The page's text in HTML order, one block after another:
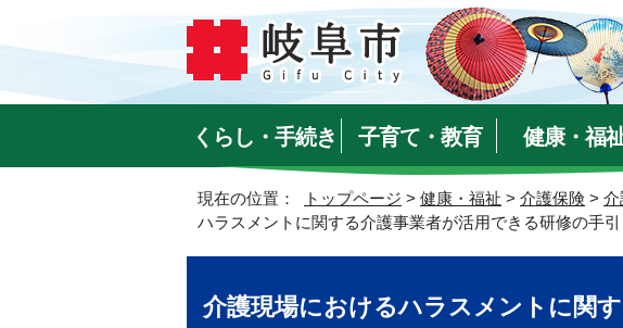
くらし・手続き 子育て・教育 健康・福
現在の位置： トップページ > 健康・福祉 > 介護保険 > 介
ハラスメントに関する介護事業者が活用できる研修の手
介護現場におけるハラスメントに関